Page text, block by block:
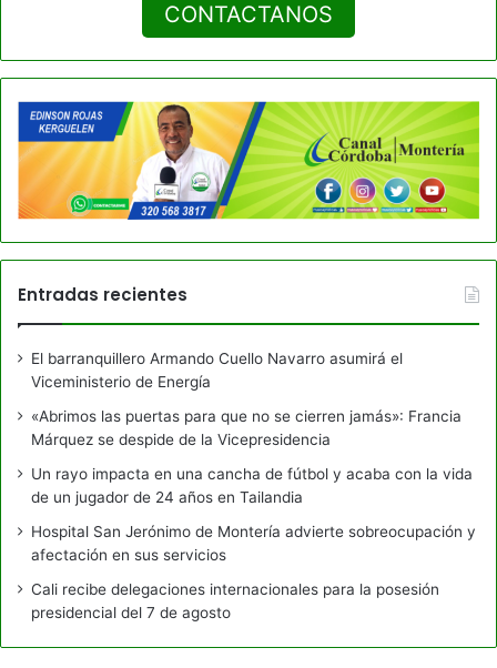
CONTACTANOS
Entradas recientes
El barranquillero Armando Cuello Navarro asumirá el
Viceministerio de Energía
«Abrimos las puertas para que no se cierren jamás»: Francia
Márquez se despide de la Vicepresidencia
Un rayo impacta en una cancha de fútbol y acaba con la vida
de un jugador de 24 años en Tailandia
Hospital San Jerónimo de Montería advierte sobreocupación y
afectación en sus servicios
Cali recibe delegaciones internacionales para la posesión
presidencial del 7 de agosto